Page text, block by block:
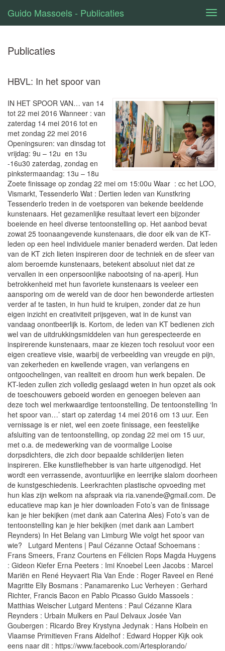
Guido Massoels - Publicaties
Publicaties
HBVL: In het spoor van
IN HET SPOOR VAN… van 14
tot 22 mei 2016 Wanneer : van
zaterdag 14 mei 2016 tot en
met zondag 22 mei 2016
Openingsuren: van dinsdag tot
vrijdag: 9u – 12u en 13u
-16u30 zaterdag, zondag en
pinkstermaandag: 13u – 18u
Zoete finissage op zondag 22 mei om 15:00u Waar : cc het LOO,
Vismarkt, Tessenderlo Wat : Dertien leden van Kunstkring
Tessenderlo treden in de voetsporen van bekende beeldende
kunstenaars. Het gezamenlijke resultaat levert een bijzonder
boeiende en heel diverse tentoonstelling op. Het aanbod bevat
zowat 25 toonaangevende kunstenaars, die door elk van de KT-
leden op een heel individuele manier benaderd werden. Dat leden
van de KT zich lieten inspireren door de techniek en de sfeer van
alom beroemde kunstenaars, betekent absoluut niet dat ze
vervallen in een onpersoonlijke nabootsing of na-aperij. Hun
betrokkenheid met hun favoriete kunstenaars is veeleer een
aansporing om de wereld van de door hen bewonderde artiesten
verder af te tasten, in hun huid te kruipen, zonder dat ze hun
eigen inzicht en creativiteit prijsgeven, wat in de kunst van
vandaag onontbeerlijk is. Kortom, de leden van KT bedienen zich
wel van de uitdrukkingsmiddelen van hun gerespecteerde en
inspirerende kunstenaars, maar ze kiezen toch resoluut voor een
eigen creatieve visie, waarbij de verbeelding van vreugde en pijn,
van zekerheden en kwellende vragen, van verlangens en
ontgoochelingen, van realiteit en droom hun werk bepalen. De
KT-leden zullen zich volledig geslaagd weten in hun opzet als ook
de toeschouwers geboeid worden en genoegen beleven aan
deze toch wel merkwaardige tentoonstelling. De tentoonstelling ‘In
het spoor van…’ start op zaterdag 14 mei 2016 om 13 uur. Een
vernissage is er niet, wel een zoete finissage, een feestelijke
afsluiting van de tentoonstelling, op zondag 22 mei om 15 uur,
met o.a. de medewerking van de voormalige Looise
dorpsdichters, die zich door bepaalde schilderijen lieten
inspireren. Elke kunstliefhebber is van harte uitgenodigd. Het
wordt een verrassende, avontuurlijke en leerrijke slalom doorheen
de kunstgeschiedenis. Leerkrachten plastische opvoeding met
hun klas zijn welkom na afspraak via ria.vanende@gmail.com. De
educatieve map kan je hier downloaden Foto’s van de finissage
kan je hier bekijken (met dank aan Caterina Ales) Foto’s van de
tentoonstelling kan je hier bekijken (met dank aan Lambert
Reynders) In Het Belang van Limburg Wie volgt het spoor van
wie? Lutgard Mentens | Paul Cézanne Octaaf Schoemans :
Frans Smeers, Franz Courtens en Félicien Rops Magda Huygens
: Gideon Kiefer Erna Peeters : Imi Knoebel Leen Jacobs : Marcel
Mariën en René Heyvaert Ria Van Ende : Roger Raveel en René
Magritte Elly Bosmans : Panamarenko Luc Verheyen : Gerhard
Richter, Francis Bacon en Pablo Picasso Guido Massoels :
Matthias Weischer Lutgard Mentens : Paul Cézanne Klara
Reynders : Urbain Mulkers en Paul Delvaux Josée Van
Goubergen : Ricardo Brey Krystyna Jedynak : Hans Holbein en
Vlaamse Primitieven Frans Aldelhof : Edward Hopper Kijk ook
eens naar dit : https://www.facebook.com/Artesplorando/